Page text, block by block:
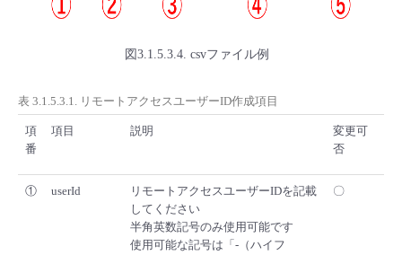
図3.1.5.3.4. csvファイル例
表 3.1.5.3.1. リモートアクセスユーザーID作成項目
項
番
項目 説明
変更可
否
① userId
リモートアクセスユーザーIDを記載
してください
半角英数記号のみ使用可能です
使用可能な記号は「-（ハイフ
〇